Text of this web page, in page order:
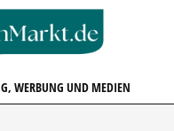
WERBUNG UND MEDIEN